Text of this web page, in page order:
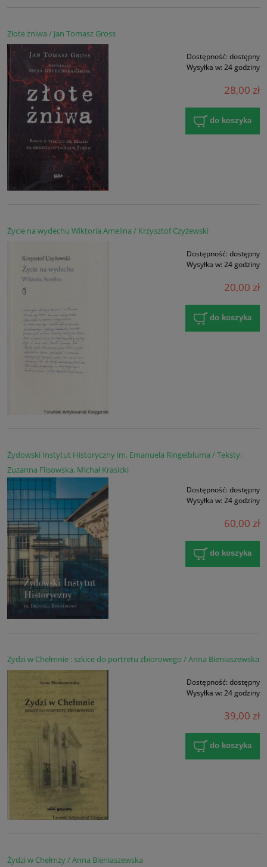
Złote żniwa / Jan Tomasz Gross
Dostępność: dostępny
Wysyłka w: 24 godziny
28,00 zł
do koszyka
Życie na wydechu Wiktoria Amelina / Krzysztof Czyżewski
Dostępność: dostępny
Wysyłka w: 24 godziny
20,00 zł
do koszyka
Żydowski Instytut Historyczny im. Emanuela Ringelbluma / Teksty:
Zuzanna Flisowska, Michał Krasicki
Dostępność: dostępny
Wysyłka w: 24 godziny
60,00 zł
do koszyka
Żydzi w Chełmnie : szkice do portretu zbiorowego / Anna Bieniaszewska
Dostępność: dostępny
Wysyłka w: 24 godziny
39,00 zł
do koszyka
Żydzi w Chełmży / Anna Bieniaszewska